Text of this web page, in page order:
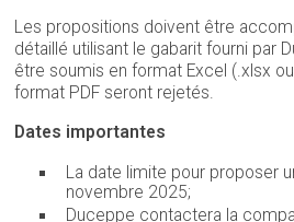
Les propositions doivent être
détaillé utilisant le gabarit fourni par
être soumis en format Excel (.xlsx
format PDF seront rejetés.
Dates importantes
La date limite pour proposer
novembre 2025;
Duceppe contactera la